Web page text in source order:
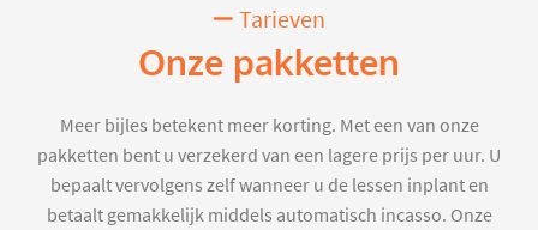
Tarieven
Onze pakketten
Meer bijles betekent meer korting. Met een van onze
pakketten bent u verzekerd van een lagere prijs per uur. U
bepaalt vervolgens zelf wanneer u de lessen inplant en
betaalt gemakkelijk middels automatisch incasso. Onze